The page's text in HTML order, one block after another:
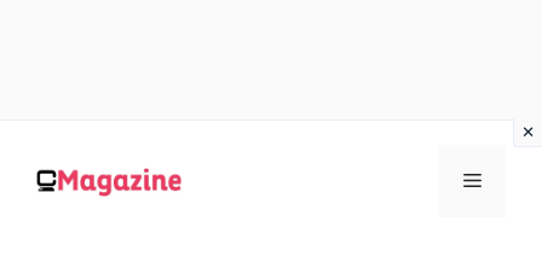
contenuto
MENU